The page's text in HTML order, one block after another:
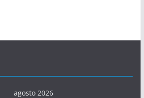
agosto 2026